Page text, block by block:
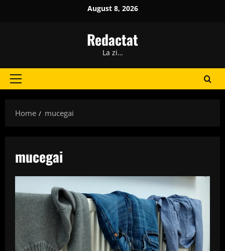
August 8, 2026
Redactat
La zi…
Primary
Home
mucegai
mucegai